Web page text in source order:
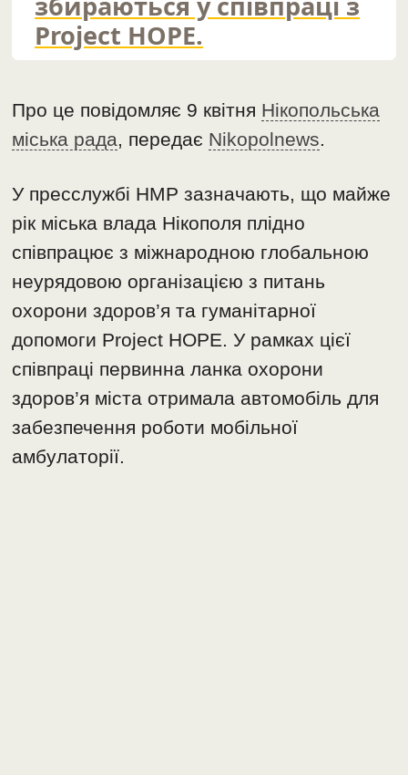
Project HOPE.
Про це повідомляє 9 квітня Нікопольська
міська рада, передає Nikopolnews.
У пресслужбі НМР зазначають, що майже
рік міська влада Нікополя плідно
співпрацює з міжнародною глобальною
неурядовою організацією з питань
охорони здоров’я та гуманітарної
допомоги Project HOPE. У рамках цієї
співпраці первинна ланка охорони
здоров’я міста отримала автомобіль для
забезпечення роботи мобільної
амбулаторії.